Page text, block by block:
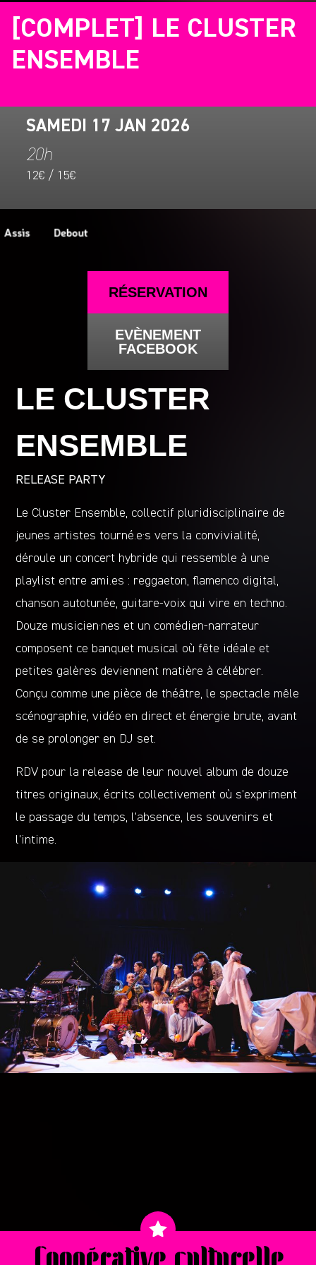
[COMPLET] LE CLUSTER
ENSEMBLE
SAMEDI 17 JAN 2026
20h
12€ / 15€
RÉSERVATION
EVÈNEMENT
FACEBOOK
LE CLUSTER
ENSEMBLE
RELEASE PARTY
Le Cluster Ensemble, collectif pluridisciplinaire de
jeunes artistes tourné.e·s vers la convivialité,
déroule un concert hybride qui ressemble à une
playlist entre ami.es : reggaeton, flamenco digital,
chanson autotunée, guitare-voix qui vire en techno.
Douze musicien·nes et un comédien-narrateur
composent ce banquet musical où fête idéale et
petites galères deviennent matière à célébrer.
Conçu comme une pièce de théâtre, le spectacle mêle
scénographie, vidéo en direct et énergie brute, avant
de se prolonger en DJ set.
RDV pour la release de leur nouvel album de douze
titres originaux, écrits collectivement où s’expriment
le passage du temps, l’absence, les souvenirs et
l’intime.